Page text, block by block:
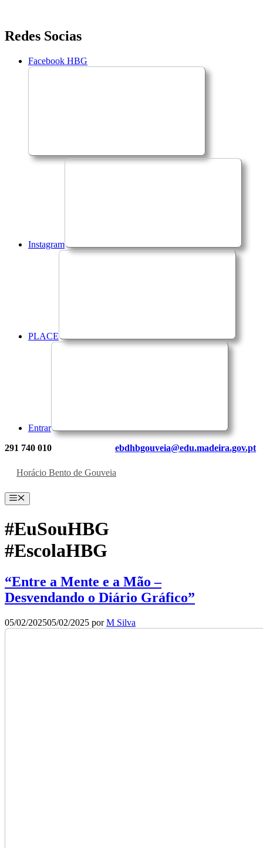
Saltar
para
conteúdo
Redes Socias
Facebook HBG
Instagram
PLACE
Entrar
291 740 010 ebdhbgouveia@edu.madeira.gov.pt
Horácio Bento de Gouveia
Menu
#EuSouHBG
#EscolaHBG
“Entre a Mente e a Mão –
Desvendando o Diário Gráfico”
05/02/202505/02/2025 porM Silva